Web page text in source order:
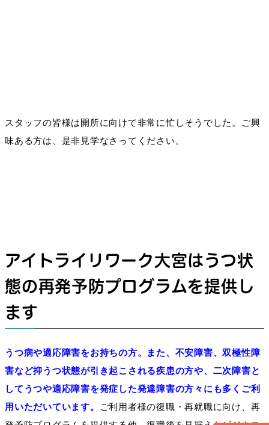
スタッフの皆様は開所に向けて非常に忙しそうでした。ご興
味ある方は、是非見学なさってください。
アイトライリワーク大宮はうつ状
態の再発予防プログラムを提供し
ます
うつ病や適応障害をお持ちの方。また、不安障害、双極性障
害など抑うつ状態が引き起こされる疾患の方や、二次障害と
してうつや適応障害を発症した発達障害の方々にも多くご利
用いただいています。
ご利用者様の復職・再就職に向け、 再